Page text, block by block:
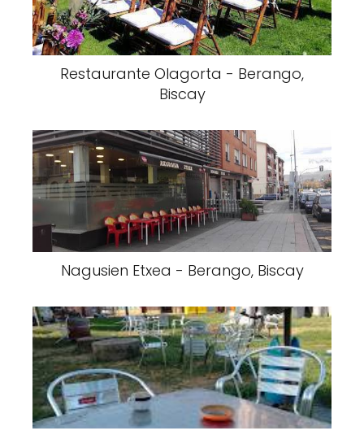
Restaurante Olagorta - Berango,
Biscay
Nagusien Etxea - Berango, Biscay